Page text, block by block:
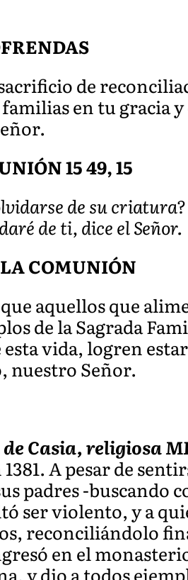
de
en tu gracia
15 49, 15
de su
de ti, dice el Señor.
COMUNIÓN
aquellos que
de la Sagrada
esta vida, logren
nuestro Señor.
Casia, religiosa
A pesar de
padres -buscando
ser violento, y a
reconciliándolo
en el
y dio a todos